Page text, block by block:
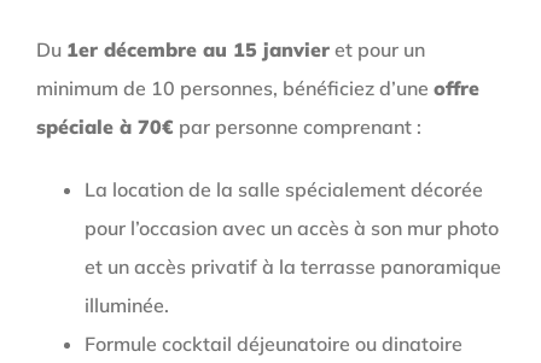
Du 1er décembre au 15 janvier et pour un
minimum de 10 personnes, bénéficiez d’une offre
spéciale à 70€ par personne comprenant :
La location de la salle spécialement décorée
pour l’occasion avec un accès à son mur photo
et un accès privatif à la terrasse panoramique
illuminée.
Formule cocktail déjeunatoire ou dinatoire